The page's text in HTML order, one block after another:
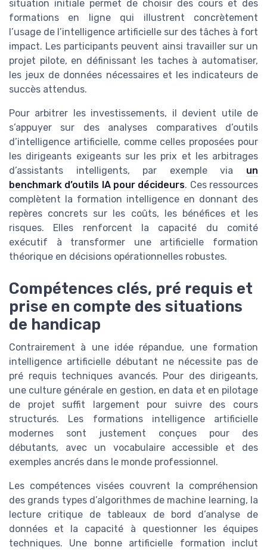
situation initiale permet de choisir des cours et des
formations en ligne qui illustrent concrètement
l’usage de l’intelligence artificielle sur des tâches à fort
impact. Les participants peuvent ainsi travailler sur un
projet pilote, en définissant les taches à automatiser,
les jeux de données nécessaires et les indicateurs de
succès attendus.
Pour arbitrer les investissements, il devient utile de
s’appuyer sur des analyses comparatives d’outils
d’intelligence artificielle, comme celles proposées pour
les dirigeants exigeants sur les prix et les arbitrages
d’assistants intelligents, par exemple via un
benchmark d’outils IA pour décideurs. Ces ressources
complètent la formation intelligence en donnant des
repères concrets sur les coûts, les bénéfices et les
risques. Elles renforcent la capacité du comité
exécutif à transformer une artificielle formation
théorique en décisions opérationnelles robustes.
Compétences clés, pré requis et
prise en compte des situations
de handicap
Contrairement à une idée répandue, une formation
intelligence artificielle débutant ne nécessite pas de
pré requis techniques avancés. Pour des dirigeants,
une culture générale en gestion, en data et en pilotage
de projet suffit largement pour suivre des cours
structurés. Les formations intelligence artificielle
modernes sont justement conçues pour des
débutants, avec un vocabulaire accessible et des
exemples ancrés dans le monde professionnel.
Les compétences visées couvrent la compréhension
des grands types d’algorithmes de machine learning, la
lecture critique de tableaux de bord d’analyse de
données et la capacité à questionner les équipes
techniques. Une bonne artificielle formation inclut